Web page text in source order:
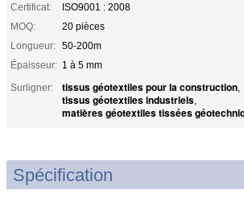
Certificat:
ISO9001 : 2008
MOQ:
20 pièces
Longueur: 50-200m
Épaisseur: 1 à 5 mm
Surligner:
tissus géotextiles pour la construction,
tissus géotextiles industriels,
matières géotextiles tissées
Spécification